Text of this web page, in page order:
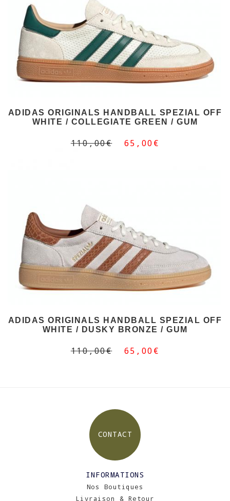
ADIDAS ORIGINALS HANDBALL SPEZIAL OFF
WHITE / COLLEGIATE GREEN / GUM
110,00€ 65,00€
ADIDAS ORIGINALS HANDBALL SPEZIAL OFF
WHITE / DUSKY BRONZE / GUM
110,00€ 65,00€
CONTACT
INFORMATIONS
Nos Boutiques
Livraison & Retour